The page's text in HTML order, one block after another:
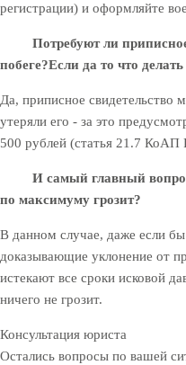
регистрации) и оформляйте
Потребуют ли приписное
побеге?Если да то что
Да, приписное свидетельство
утеряли его - за это
500 рублей (статья 21.7 КоАП
И самый главный вопрос,
по максимуму грозит?
В данном случае, даже если
доказывающие уклонение от
истекают все сроки исковой
ничего не грозит.
Консультация юриста
Остались вопросы по вашей